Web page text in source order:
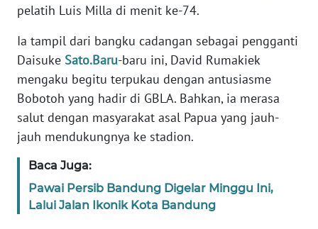
pelatih Luis Milla di menit ke-74.
Ia tampil dari bangku cadangan sebagai pengganti
Daisuke Sato.Baru-baru ini, David Rumakiek
mengaku begitu terpukau dengan antusiasme
Bobotoh yang hadir di GBLA. Bahkan, ia merasa
salut dengan masyarakat asal Papua yang jauh-
jauh mendukungnya ke stadion.
Baca Juga:
Pawai Persib Bandung Digelar Minggu Ini,
Lalui Jalan Ikonik Kota Bandung
DISCLAIMER
Wahana
News
SUMUT
WN
WN